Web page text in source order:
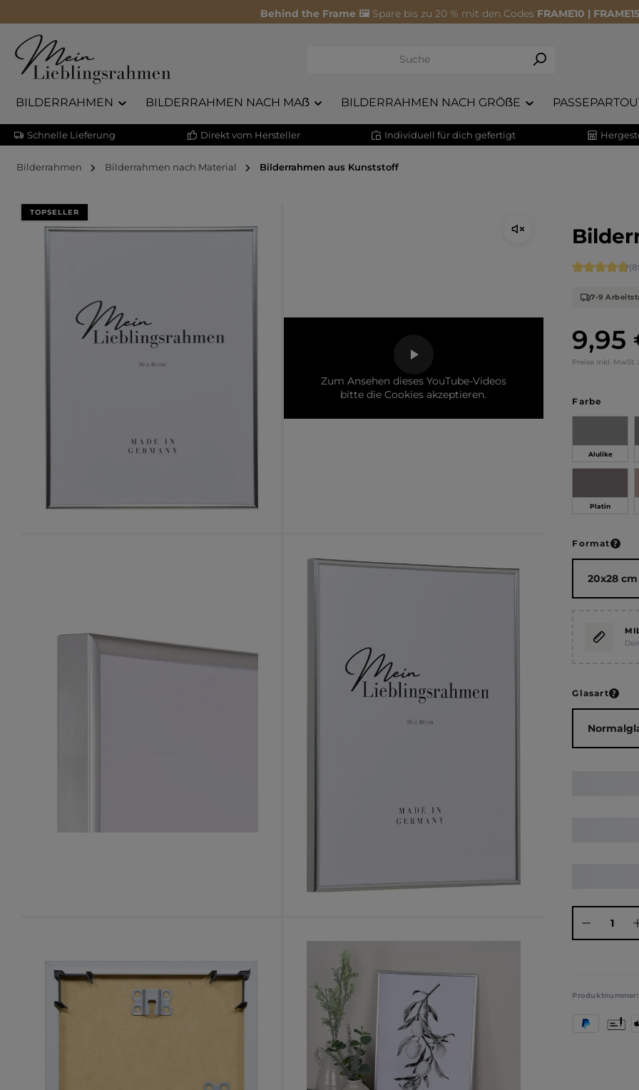
Behind the Frame 🖼️ Spare bis zu 20 % mit den Codes FRAME10 |
BILDERRAHMEN BILDERRAHMEN NACH MAẞ BILDERRAHMEN NACH GRÖẞE
Schnelle Lieferung Direkt vom Hersteller Individuell für dich gefertigt
Bilderrahmen Bilderrahmen nach Material Bilderrahmen aus Kunststoff
Bildergalerie überspringen
TOPSELLER
Zum Ansehen dieses YouTube-Videos
bitte die Cookies akzeptieren.
Regulärer
9,95
Preise inkl. MwSt.
7-9
Farbe
Alulike
Platin
Format
Glasart
PayPal